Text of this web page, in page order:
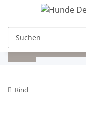
Rind